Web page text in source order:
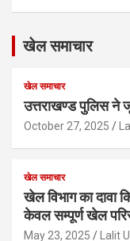
खेल समाचार
खेल समाचार
उत्तराखण्ड पुलिस ने
October 27, 2025
खेल समाचार
खेल विभाग का दावा
केवल सम्पूर्ण खेल
May 23, 2025 Lalit